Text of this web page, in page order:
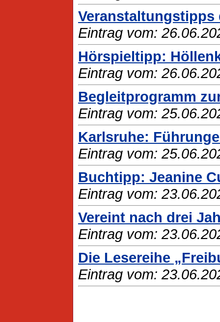
Veranstaltungstipps
Eintrag vom:
Hörspieltipp:
Eintrag vom:
Begleitprogramm
Eintrag vom:
Karlsruhe:
Eintrag vom:
Buchtipp: Jeanine
Eintrag vom:
Vereint nach drei
Eintrag vom:
Die Lesereihe
Eintrag vom: